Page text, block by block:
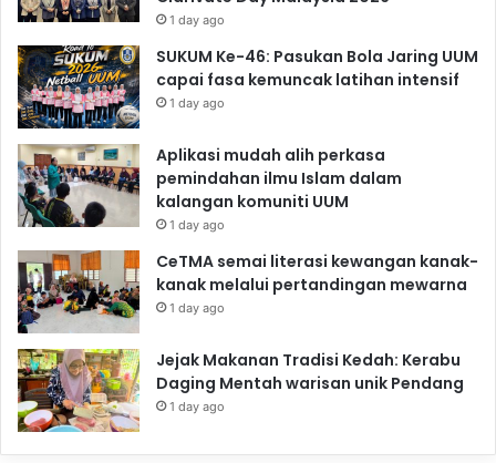
1 day ago
SUKUM Ke-46: Pasukan Bola Jaring UUM
capai fasa kemuncak latihan intensif
1 day ago
Aplikasi mudah alih perkasa
pemindahan ilmu Islam dalam
kalangan komuniti UUM
1 day ago
CeTMA semai literasi kewangan kanak-
kanak melalui pertandingan mewarna
1 day ago
Jejak Makanan Tradisi Kedah: Kerabu
Daging Mentah warisan unik Pendang
1 day ago